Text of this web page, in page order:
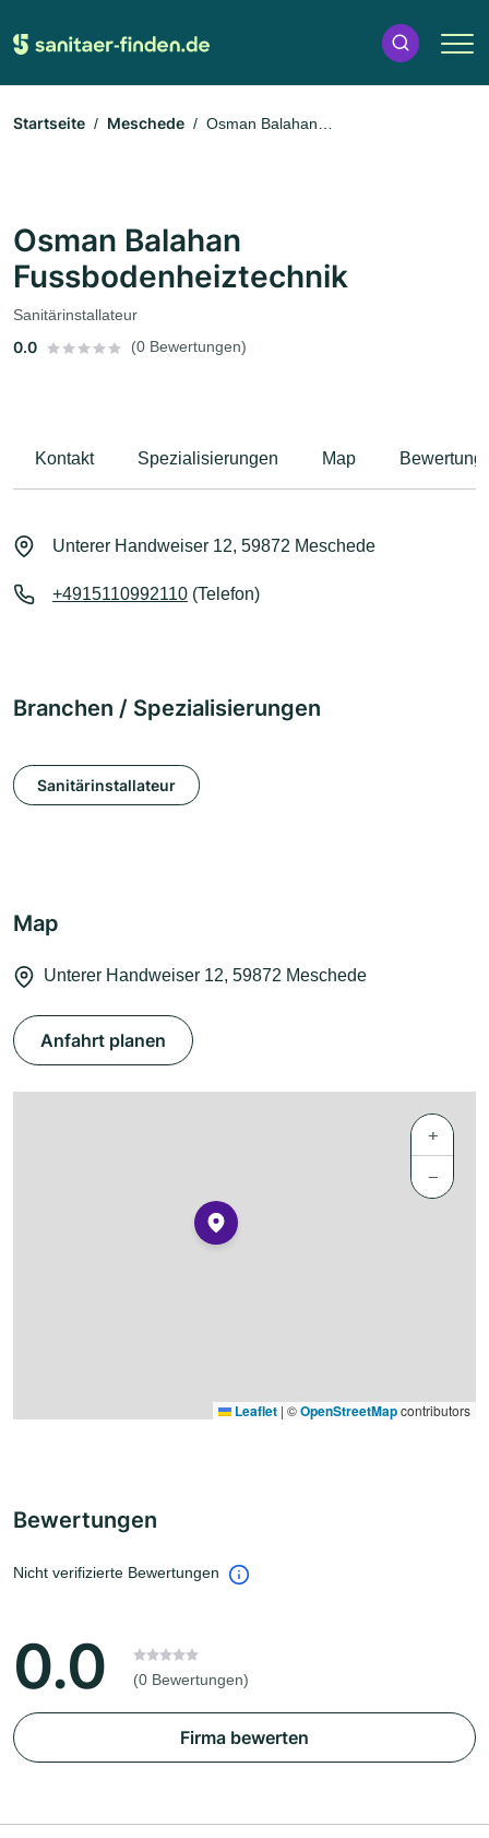
Startseite Meschede
Osman Balahan
Osman Balahan
Fussbodenheiztechnik
Sanitärinstallateur
0.0 (0 Bewertungen)
Kontakt Spezialisierungen Map
Unterer Handweiser 12, 59872 Meschede
+4915110992110 (Telefon)
Branchen / Spezialisierungen
Sanitärinstallateur
Map
Unterer Handweiser 12, 59872 Meschede
Anfahrt planen
+
−
Leaflet | ©OpenStreetMapcontributors
Bewertungen
Nicht verifizierte Bewertungen
0.0 (0 Bewertungen)
Firma bewerten